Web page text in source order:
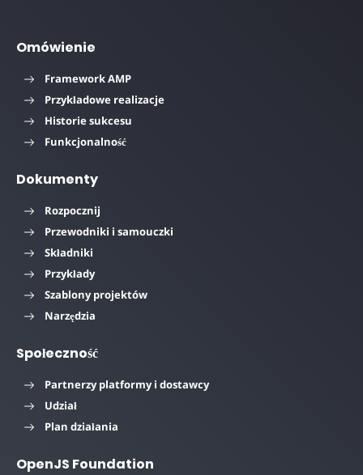
Omówienie
Framework AMP
Przykładowe realizacje
Historie sukcesu
Funkcjonalność
Dokumenty
Rozpocznij
Przewodniki i samouczki
Składniki
Przykłady
Szablony projektów
Narzędzia
Społeczność
Partnerzy platformy i dostawcy
Udział
Plan działania
OpenJS Foundation